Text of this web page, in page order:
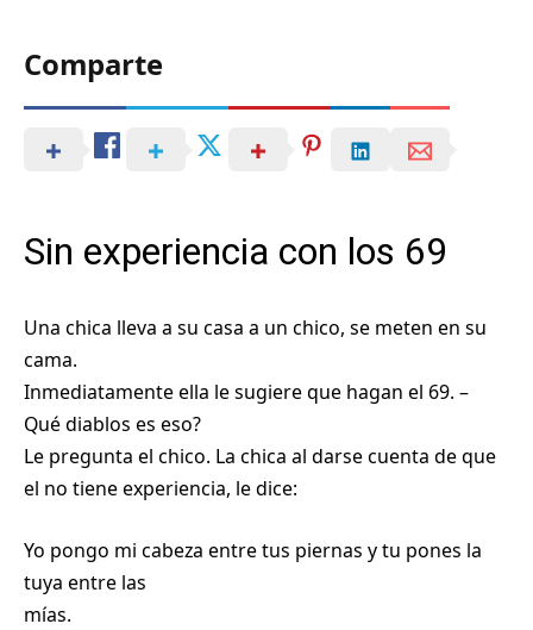
Comparte
Sin experiencia con los 69
Una chica lleva a su casa a un chico, se meten en su
cama.
Inmediatamente ella le sugiere que hagan el 69. –
Qué diablos es eso?
Le pregunta el chico. La chica al darse cuenta de que
el no tiene experiencia, le dice:
Yo pongo mi cabeza entre tus piernas y tu pones la
tuya entre las
mías.